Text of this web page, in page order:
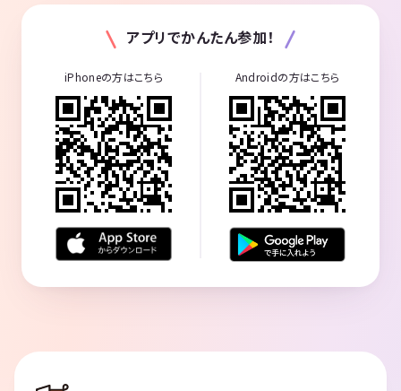
アプリでかんたん参加！
iPhoneの方はこちら Androidの方はこちら